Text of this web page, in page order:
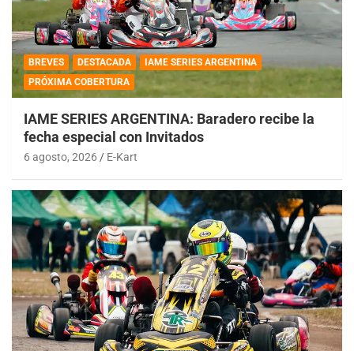
BREVES DESTACADA
IAME SERIES ARGENTINA
PRÓXIMA COBERTURA
IAME SERIES ARGENTINA: Baradero recibe la
fecha especial con Invitados
6 agosto, 2026 E-Kart